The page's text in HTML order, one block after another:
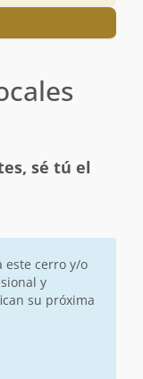
sé tú el
este cerro y/o
y
su próxima